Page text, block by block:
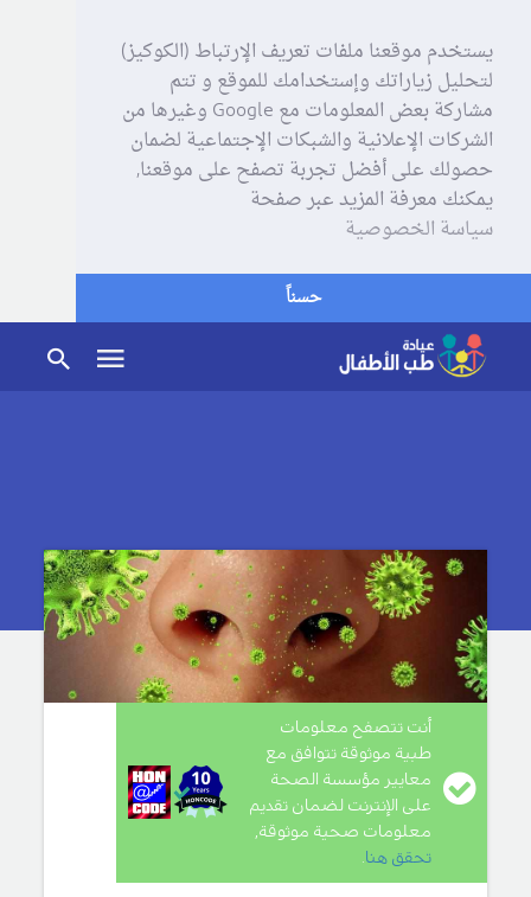
يستخدم موقعنا ملفات تعريف الإرتباط (الكوكيز)
لتحليل زياراتك وإستخدامك للموقع و تتم
مشاركة بعض المعلومات مع Google وغيرها من
الشركات الإعلانية والشبكات الإجتماعية لضمان
حصولك على أفضل تجربة تصفح على موقعنا,
يمكنك معرفة المزيد عبر صفحة
سياسة الخصوصية
حسناً
أنت تتصفح معلومات
طبية موثوقة تتوافق مع
معايير مؤسسة الصحة
على الإنترنت لضمان تقديم
معلومات صحية موثوقة,
تحقق هنا.